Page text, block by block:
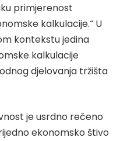
primjerenost
kalkulacije.“ U
kontekstu jedina
kalkulacije
djelovanja tržišta
je usrdno rečeno
ekonomsko štivo